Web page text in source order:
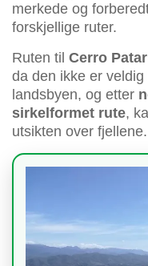
merkede og
forskjellige ruter.
Ruten til Cerro
da den ikke er
landsbyen, og etter
sirkelformet rute,
utsikten over fjellene.